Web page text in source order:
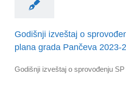
Godišnji izveštaj o
plana grada Pančeva 2023-
Godišnji izveštaj o sprovođenju